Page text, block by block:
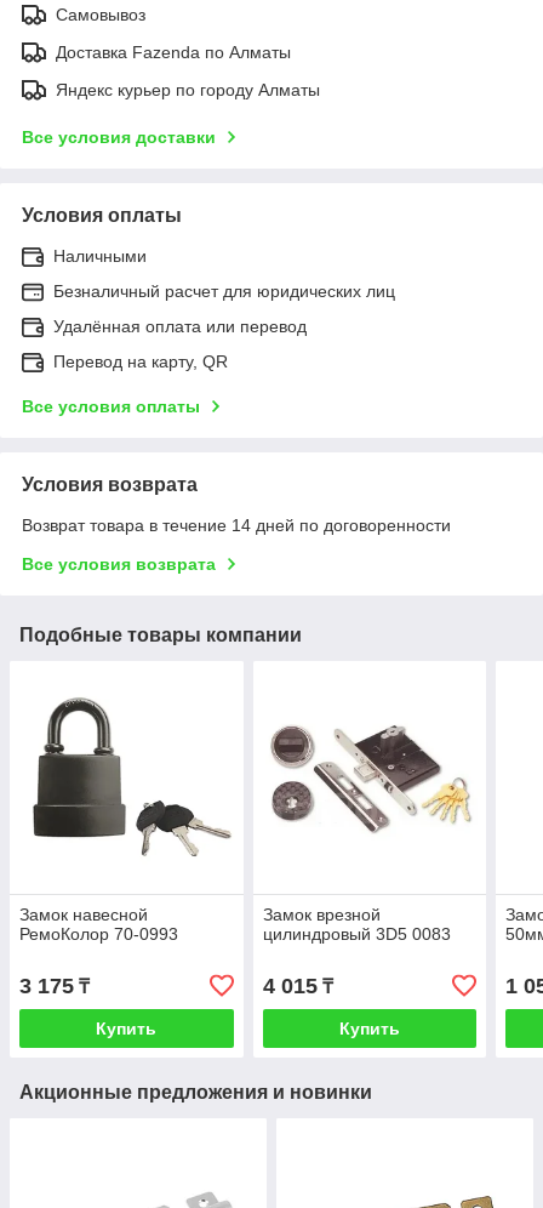
Самовывоз
Доставка Fazenda по Алматы
Яндекс курьер по городу Алматы
Все условия доставки
Условия оплаты
Наличными
Безналичный расчет для юридических лиц
Удалённая оплата или перевод
Перевод на карту, QR
Все условия оплаты
Условия возврата
Возврат товара в течение 14 дней по договоренности
Все условия возврата
Подобные товары компании
Замок навесной
РемоКолор 70-0993
3 175 ₸
Купить
Замок врезной
цилиндровый 3D5 0083
4 015₸
Купить
1
Акционные предложения и новинки